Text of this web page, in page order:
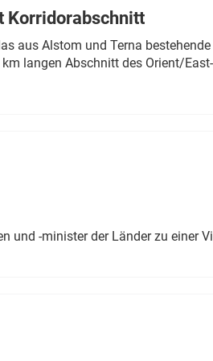
Korridorabschnitt
aus Alstom und Terna
langen Abschnitt des Orient/
und -minister der Länder zu einer